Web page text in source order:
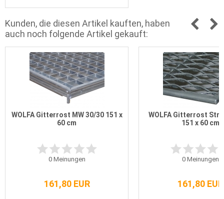
Kunden, die diesen Artikel kauften, haben
auch noch folgende Artikel gekauft:
WOLFA Gitterrost MW 30/30 151 x
60 cm
0Meinungen
161,80 EUR
WOLFA Gitterrost
151 x 60 cm
0Meinungen
161,80 EUR